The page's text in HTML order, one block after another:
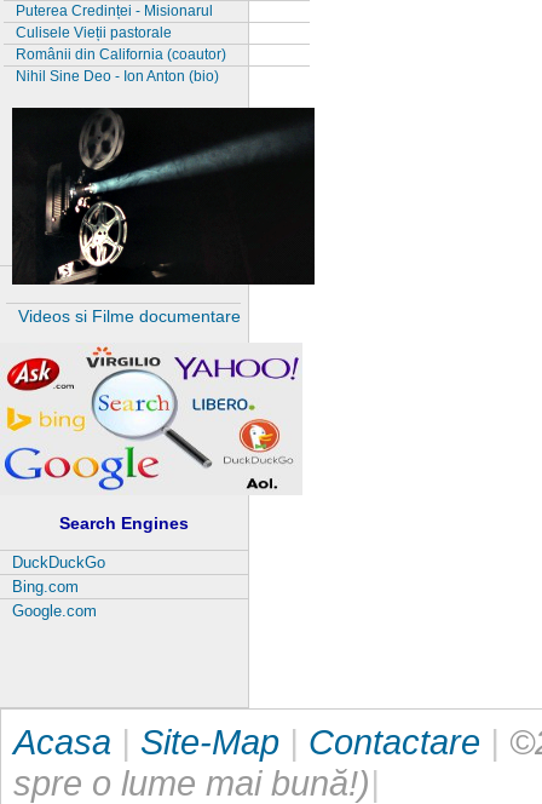
Puterea Credinței - Misionarul
Culisele Vieții pastorale
Românii din California (coautor)
Nihil Sine Deo - Ion Anton (bio)
Videos si Filme documentare
Search Engines
DuckDuckGo
Bing.com
Google.com
Acasa | Site-Map | Contactare |
spre o lume mai bună!)|